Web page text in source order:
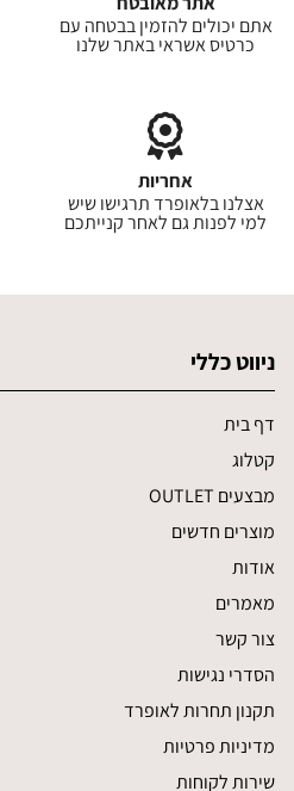
אתם יכולים להזמין בבטחה עם
כרטיס אשראי באתר שלנו
אחריות
אצלנו בלאופרד תרגישו שיש
למי לפנות גם לאחר קנייתכם
ניווט כללי
דף בית
קטלוג
מבצעים OUTLET
מוצרים חדשים
אודות
מאמרים
צור קשר
הסדרי נגישות
תקנון תחרות לאופרד
מדיניות פרטיות
שירות לקוחות